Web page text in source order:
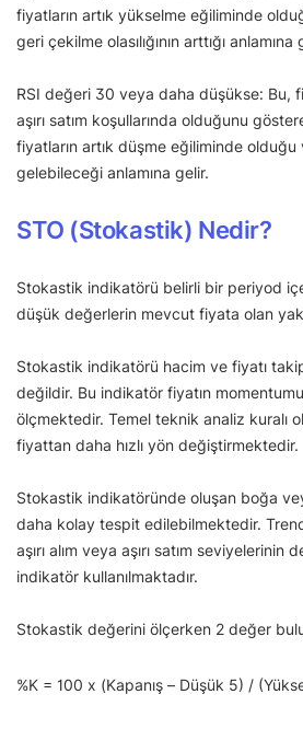
fiyatların artık yükselme eğiliminde
geri çekilme olasılığının arttığı anlamına
RSI değeri 30 veya daha düşükse: Bu,
aşırı satım koşullarında olduğunu
fiyatların artık düşme eğiliminde
gelebileceği anlamına gelir.
STO (Stokastik) Nedir?
Stokastik indikatörü belirli bir periyod
düşük değerlerin mevcut fiyata olan
Stokastik indikatörü hacim ve fiyatı
değildir. Bu indikatör fiyatın
ölçmektedir. Temel teknik analiz kuralı
fiyattan daha hızlı yön değiştirmektedir.
Stokastik indikatöründe oluşan boğa
daha kolay tespit edilebilmektedir.
aşırı alım veya aşırı satım
indikatör kullanılmaktadır.
Stokastik değerini ölçerken 2 değer
%K = 100 x (Kapanış – Düşük 5) /